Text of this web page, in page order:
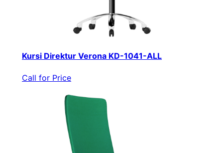
Kursi Direktur Verona KD-1041-ALL
Call for Price